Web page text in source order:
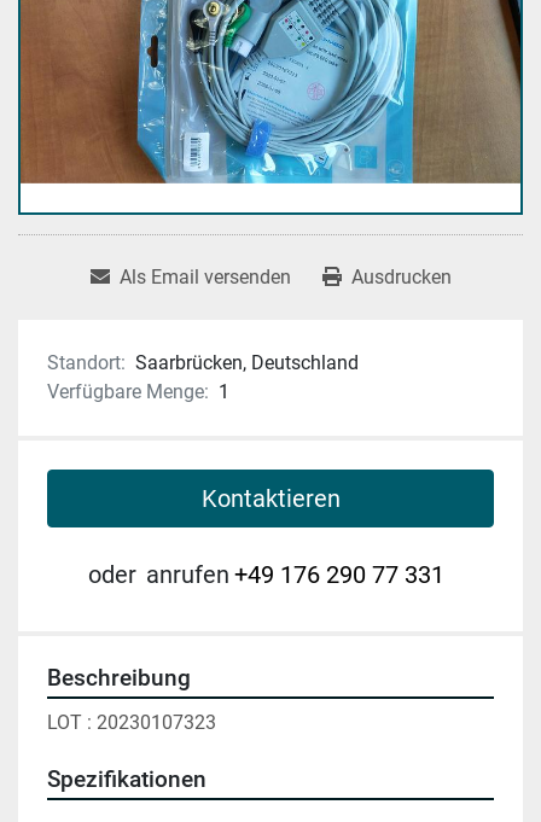
Als Email versenden Ausdrucken
Standort: Saarbrücken, Deutschland
Verfügbare Menge: 1
Kontaktieren
oder anrufen +49 176 290 77 331
Beschreibung
LOT : 20230107323
Spezifikationen